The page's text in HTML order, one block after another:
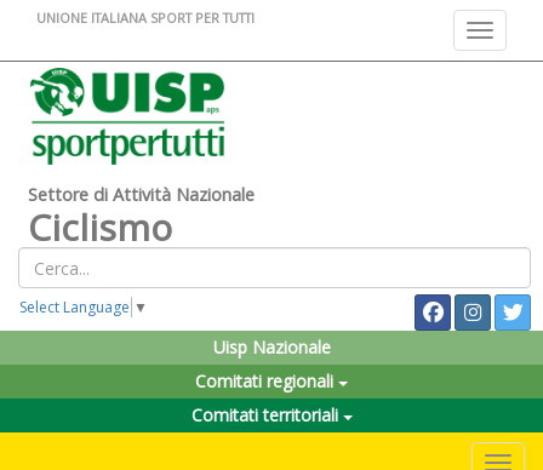
Toggle
UNIONE ITALIANA SPORT PER TUTTI
Settore di Attività Nazionale
Ciclismo
Select Language ▼
Uisp Nazionale
Comitati regionali
Comitati territoriali